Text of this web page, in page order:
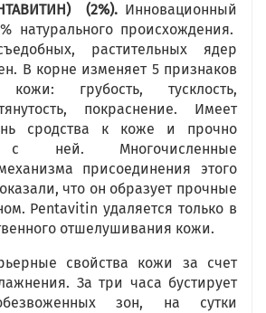
(2%). Инновационный
натурального происхождения.
растительных ядер
В корне изменяет 5 признаков
кожи: грубость, тусклость,
покраснение. Имеет
сродства к коже и прочно
с ней. Многочисленные
присоединения этого
что он образует прочные
Pentavitin удаляется только в
отшелушивания кожи.
свойства кожи за счет
За три часа бустирует
зон, на сутки